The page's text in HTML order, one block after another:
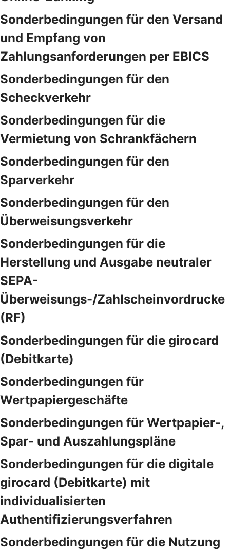
Sonderbedingungen für den Versand
und Empfang von
Zahlungsanforderungen per EBICS
Sonderbedingungen für den
Scheckverkehr
Sonderbedingungen für die
Vermietung von Schrankfächern
Sonderbedingungen für den
Sparverkehr
Sonderbedingungen für den
Überweisungsverkehr
Sonderbedingungen für die
Herstellung und Ausgabe neutraler
SEPA-
Überweisungs-/Zahlscheinvordrucke
(RF)
Sonderbedingungen für die girocard
(Debitkarte)
Sonderbedingungen für
Wertpapiergeschäfte
Sonderbedingungen für Wertpapier-,
Spar- und Auszahlungspläne
Sonderbedingungen für die digitale
girocard (Debitkarte) mit
individualisierten
Authentifizierungsverfahren
Sonderbedingungen für die Nutzung